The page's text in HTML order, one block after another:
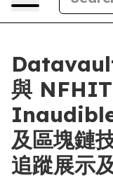
與
Inaudible
及區塊鏈
追蹤展示